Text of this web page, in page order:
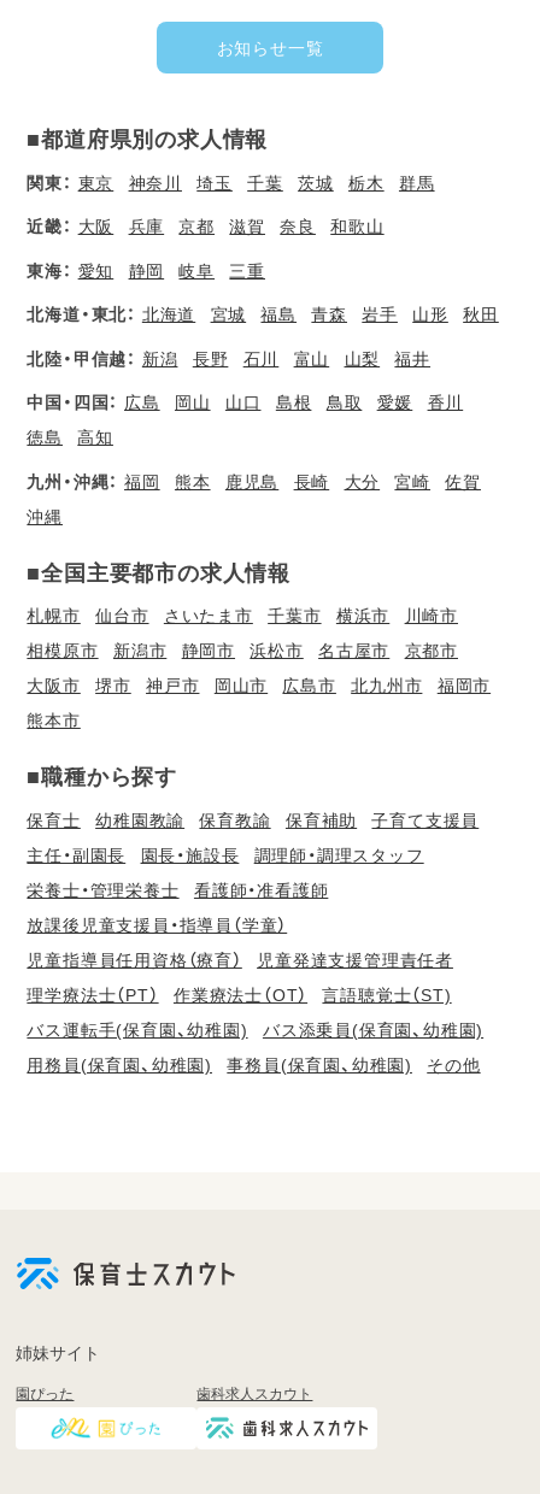
お知らせ一覧
■都道府県別の求人情報
関東： 東京 神奈川 埼玉 千葉 茨城 栃木 群馬
近畿： 大阪 兵庫 京都 滋賀 奈良 和歌山
東海： 愛知 静岡 岐阜 三重
北海道・東北： 北海道 宮城 福島 青森 岩手 山形 秋田
北陸・甲信越： 新潟 長野 石川 富山 山梨 福井
中国・四国： 広島 岡山 山口 島根 鳥取 愛媛
香川
徳島
高知
九州・沖縄： 福岡 熊本 鹿児島 長崎 大分 宮崎
佐賀
沖縄
■全国主要都市の求人情報
札幌市 仙台市 さいたま市 千葉市 横浜市
川崎市
相模原市
新潟市 静岡市 浜松市 名古屋市
京都市
大阪市
堺市 神戸市 岡山市 広島市 北九州市
福岡市
熊本市
■職種から探す
保育士 幼稚園教諭 保育教諭 保育補助
子育て支援員
主任・副園長
園長・施設長
調理師・調理スタッフ
栄養士・管理栄養士
看護師・准看護師
放課後児童支援員・指導員（学童）
児童指導員任用資格（療育）
児童発達支援管理責任者
理学療法士（PT）
作業療法士（OT）
言語聴覚士（ST)
バス運転手(保育園、幼稚園)
バス添乗員(保育園、幼稚園)
用務員(保育園、幼稚園)
事務員(保育園、幼稚園) その他
登
く
姉妹サイト
園ぴった 歯科求人スカウト